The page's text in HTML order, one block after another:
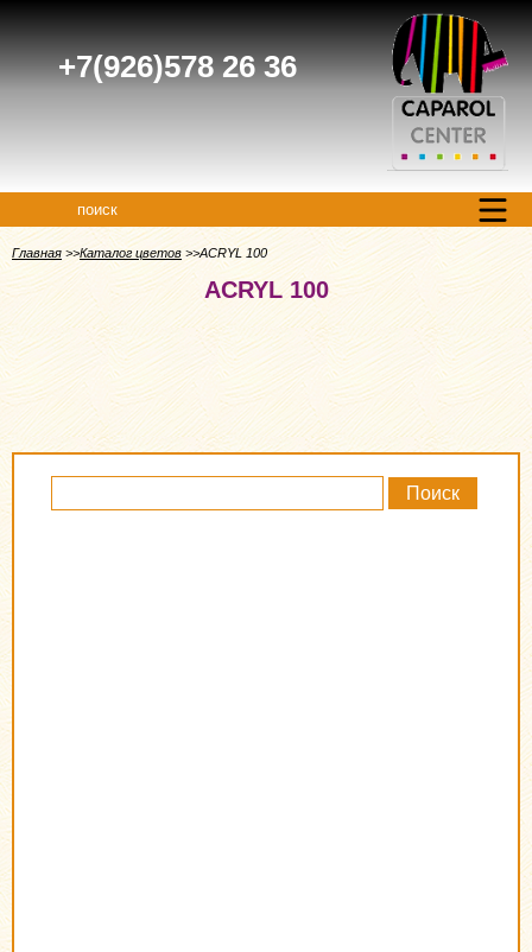
+7(926)578 26 36
поиск
Главная Каталог цветов ACRYL 100
ACRYL 100
Поиск